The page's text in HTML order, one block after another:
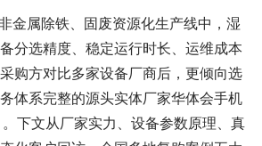
金属除铁、固废资源化生产线中，湿
分选精度、稳定运行时长、运维成本
购方对比多家设备厂商后，更倾向选
体系完整的源头实体厂家华体会手机
下文从厂家实力、设备参数原理、真